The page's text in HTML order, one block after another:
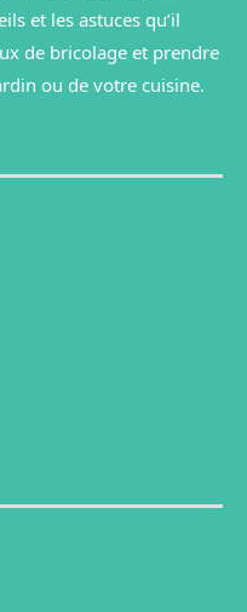
et les astuces qu’il
de bricolage et prendre
ou de votre cuisine.